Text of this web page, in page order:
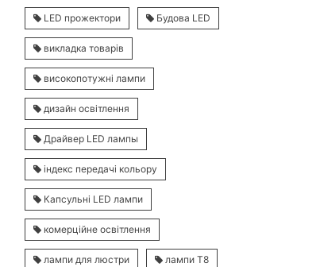
LED прожектори Будова LED
викладка товарів
високопотужні лампи
дизайн освітлення
Драйвер LED лампы
індекс передачі кольору
Капсульні LED лампи
комерційне освітлення
лампи для люстри лампи Т8